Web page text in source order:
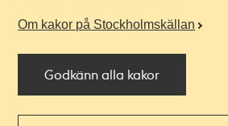
Om kakor på Stockholmskällan
Godkänn alla kakor